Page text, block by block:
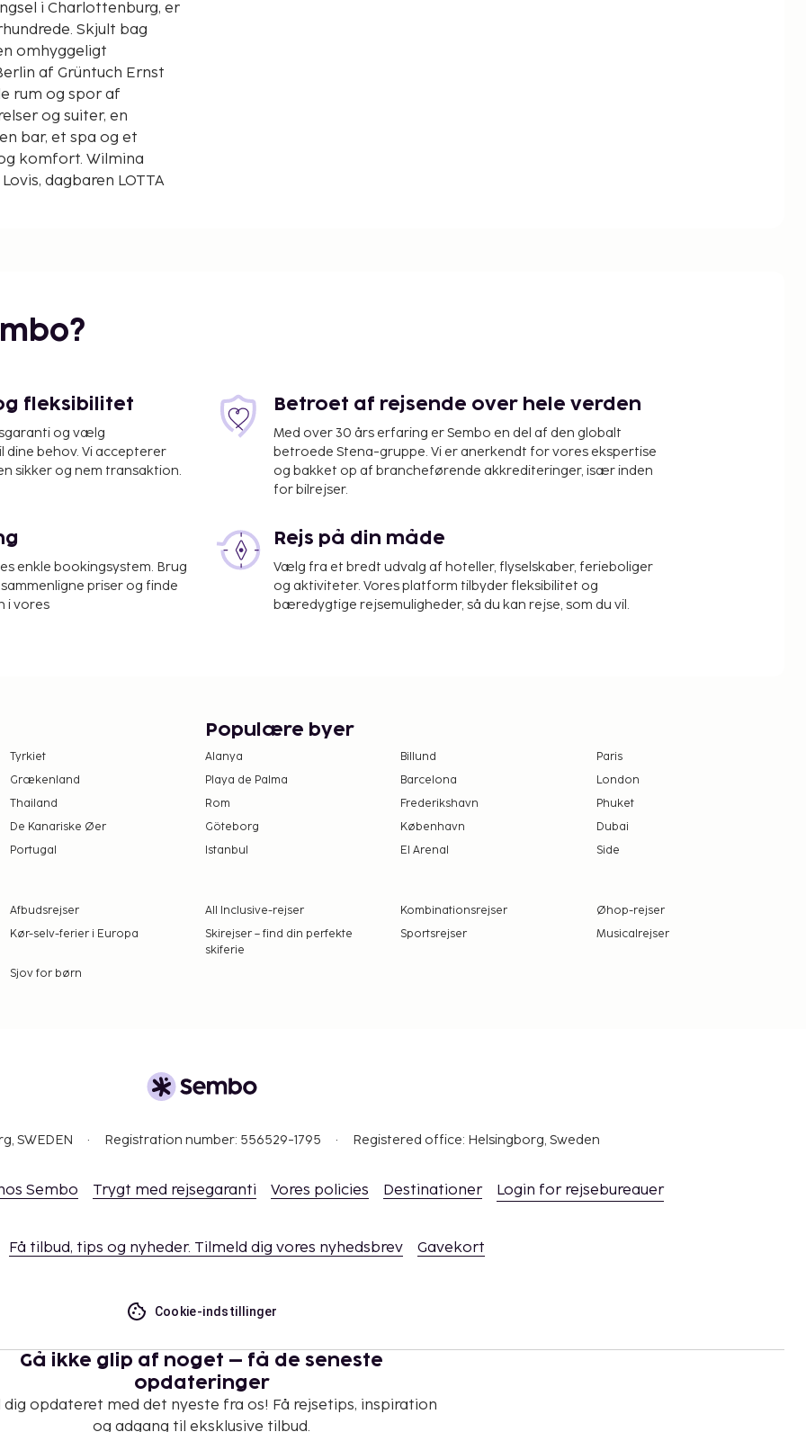
i Charlottenburg, er
Skjult bag
omhyggeligt
af Grüntuch Ernst
rum og spor af
og suiter, en
bar, et spa og et
komfort. Wilmina
dagbaren LOTTA
har en
over den rolige
alle
disse værelser ekstra
vinduer, der vender
anden version har
med haveudsigt;
over grønne
tag eller vores
værelser er en
(BER), beliggende
messecenter.
internet, minibar,
på forhånd, €
fleksibilitet
og vælg
dine behov. Vi accepterer
sikker og nem transaktion.
Betroet af rejsende over hele verden
Med over 30 års erfaring er Sembo en del af den globalt
betroede Stena-gruppe. Vi er anerkendt for vores ekspertise
og bakket op af brancheførende akkrediteringer, især inden
for bilrejser.
enkle bookingsystem. Brug
priser og finde
i vores
Rejs på din måde
Vælg fra et bredt udvalg af hoteller, flyselskaber, ferieboliger
og aktiviteter. Vores platform tilbyder fleksibilitet og
bæredygtige rejsemuligheder, så du kan rejse, som du vil.
Tyrkiet
Grækenland
Thailand
De Kanariske Øer
Portugal
Populære byer
Alanya Billund
Paris
Playa de Palma
Barcelona
London
Rom
Frederikshavn
Phuket
Göteborg
København
Dubai
Istanbul
El Arenal Side
Afbudsrejser All Inclusive-rejser Kombinationsrejser
Øhop-rejser
Kør-selv-ferier i Europa
Skirejser – find din perfekte
skiferie
Sportsrejser Musicalrejser
Sjov for børn
SWEDEN Registration number: 556529-1795 Registered office: Helsingborg, Sweden
Sembo Trygt med rejsegaranti Vores policies Destinationer Login for rejsebureauer
Få tilbud, tips og nyheder. Tilmeld dig vores nyhedsbrev Gavekort
Cookie-indstillinger
Gå ikke glip af noget – få de seneste
opdateringer
dig opdateret med det nyeste fra os! Få rejsetips, inspiration
og adgang til eksklusive tilbud.